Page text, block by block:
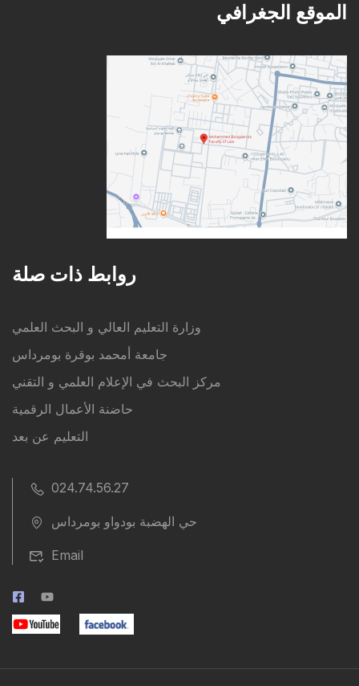
الموقع الجغرافي
روابط ذات صلة
وزارة التعليم العالي و البحث العلمي
جامعة أمحمد بوقرة بومرداس
مركز البحث في الإعلام العلمي و التقني
حاضنة الأعمال الرقمية
التعليم عن بعد
024.74.56.27
حي الهضبة بودواو بومرداس
Email